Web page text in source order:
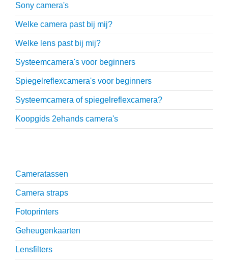
Sony camera's
Welke camera past bij mij?
Welke lens past bij mij?
Systeemcamera's voor beginners
Spiegelreflexcamera's voor beginners
Systeemcamera of spiegelreflexcamera?
Koopgids 2ehands camera's
Cameratassen
Camera straps
Fotoprinters
Geheugenkaarten
Lensfilters